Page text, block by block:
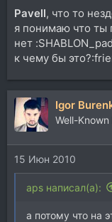
Pavell, что то
я понимаю что ты
нет
к чему бы
Igor
Well-
15 Июн 2010
aps написал(а):
а потому что на